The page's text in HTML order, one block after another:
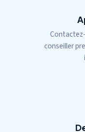
conseiller